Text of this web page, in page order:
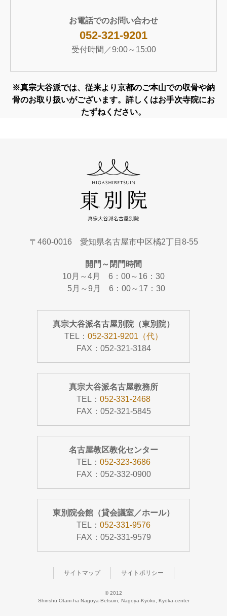
お電話でのお問い合わせ
052-321-9201
受付時間／9:00～15:00
※真宗大谷派では、従来より京都のご本山での収骨や納
骨のお取り扱いがございます。詳しくはお手次寺院にお
たずねください。
〒460-0016 愛知県名古屋市中区橘2丁目8-55
開門～閉門時間
10月～4月 6：00～16：30
5月～9月 6：00～17：30
真宗大谷派名古屋別院（東別院）
TEL： 052-321-9201（代）
FAX：052-321-3184
真宗大谷派名古屋教務所
TEL： 052-331-2468
FAX：052-321-5845
名古屋教区教化センター
TEL： 052-323-3686
FAX：052-332-0900
東別院会館（貸会議室／ホール）
TEL： 052-331-9576
FAX：052-331-9579
サイトマップ サイトポリシー
© 2012
Shinshū Ōtani-ha Nagoya-Betsuin, Nagoya-Kyōku, Kyōka-center